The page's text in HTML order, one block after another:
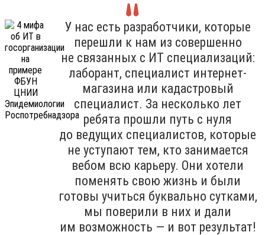
У нас есть разработчики, которые
перешли к нам из совершенно
не связанных с ИТ специализаций:
лаборант, специалист интернет-
магазина или кадастровый
специалист. За несколько лет
ребята прошли путь с нуля
до ведущих специалистов, которые
не уступают тем, кто занимается
вебом всю карьеру. Они хотели
поменять свою жизнь и были
готовы учиться буквально сутками,
мы поверили в них и дали
им возможность — и вот результат!